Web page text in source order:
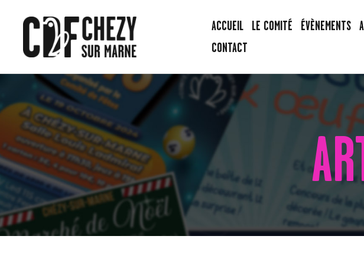
ACCUEIL LE COMITÉ ÉVÈNEMENTS
CONTACT
ACCUEIL
ÉVÈNEMENTS
ACTUALITÉS
TRAIL DE CHÉZY
CONTACT